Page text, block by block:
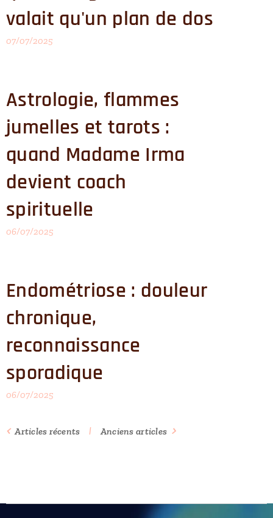
valait qu'un plan de dos
07/07/2025
Astrologie, flammes
jumelles et tarots :
quand Madame Irma
devient coach
spirituelle
06/07/2025
Endométriose : douleur
chronique,
reconnaissance
sporadique
06/07/2025
Articles récents Anciens articles